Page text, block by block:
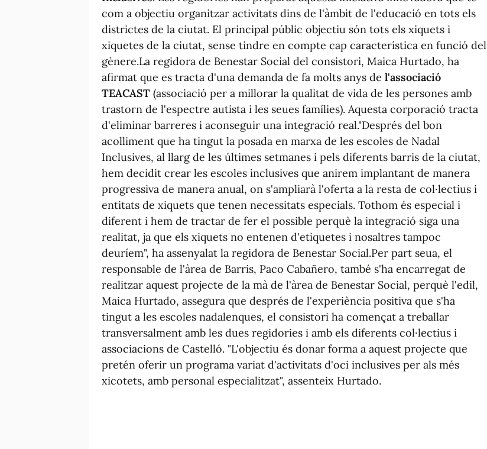
com a objectiu organitzar activitats dins de l'àmbit de l'educació en tots els
districtes de la ciutat. El principal públic objectiu són tots els xiquets i
xiquetes de la ciutat, sense tindre en compte cap característica en funció del
gènere.La regidora de Benestar Social del consistori, Maica Hurtado, ha
afirmat que es tracta d'una demanda de fa molts anys de l'associació
TEACAST (associació per a millorar la qualitat de vida de les persones amb
trastorn de l'espectre autista i les seues famílies). Aquesta corporació tracta
d'eliminar barreres i aconseguir una integració real."Després del bon
acolliment que ha tingut la posada en marxa de les escoles de Nadal
Inclusives, al llarg de les últimes setmanes i pels diferents barris de la ciutat,
hem decidit crear les escoles inclusives que anirem implantant de manera
progressiva de manera anual, on s'ampliarà l'oferta a la resta de col·lectius i
entitats de xiquets que tenen necessitats especials. Tothom és especial i
diferent i hem de tractar de fer el possible perquè la integració siga una
realitat, ja que els xiquets no entenen d'etiquetes i nosaltres tampoc
deuríem", ha assenyalat la regidora de Benestar Social.Per part seua, el
responsable de l'àrea de Barris, Paco Cabañero, també s'ha encarregat de
realitzar aquest projecte de la mà de l'àrea de Benestar Social, perquè l'edil,
Maica Hurtado, assegura que després de l'experiència positiva que s'ha
tingut a les escoles nadalenques, el consistori ha començat a treballar
transversalment amb les dues regidories i amb els diferents col·lectius i
associacions de Castelló. "L'objectiu és donar forma a aquest projecte que
pretén oferir un programa variat d'activitats d'oci inclusives per als més
xicotets, amb personal especialitzat", assenteix Hurtado.